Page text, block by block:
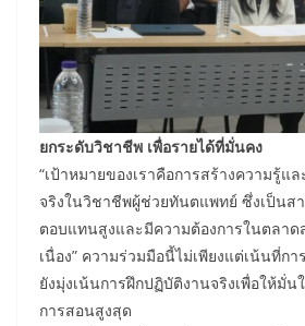
ยกระดับวิชาชีพ เพื่อรายได้ที่มั่นคง
“เป้าหมายของเราคือการสร้างความรู้แ
จริงในวิชาชีพผู้ช่วยทันตแพทย์ ซึ่งเป็นส
ตอบแทนสูงและมีความต้องการในตลา
เนื่อง” ความร่วมมือนี้ไม่เพียงแต่เน้นที่กา
ยังมุ่งเน้นการฝึกปฏิบัติงานจริงเพื่อให้มั่
การสอนสูงสุด